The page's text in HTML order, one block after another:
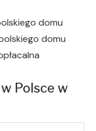
domu
Polsce w